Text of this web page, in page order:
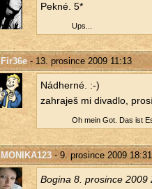
Pekné. 5*
Ups...
Fir36e- 13. prosince 2009 11:13
Nád­her­né. :-)
za­hra­ješ mi di­va­dlo,
Oh mein Got. Das ist
MONIKA123- 9. prosince 2009 18:31
Bo­gi­na 8. pro­sin­ce 2009